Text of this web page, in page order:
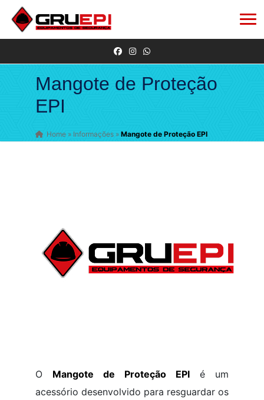
Mangote de Proteção
EPI
Home» Informações » Mangote de Proteção EPI
O Mangote de Proteção EPI é um
acessório desenvolvido para resguardar os